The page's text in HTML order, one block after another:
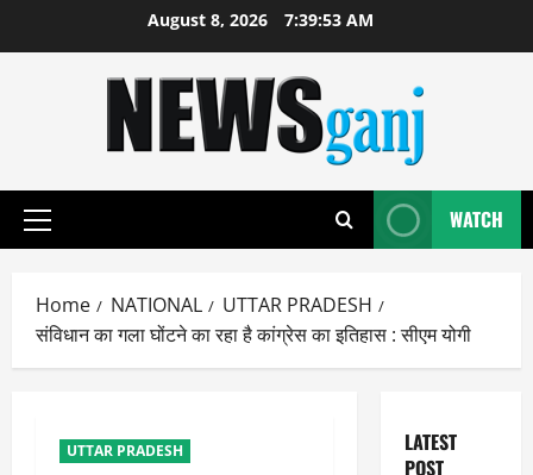
August 8, 2026 7:39:54 AM
Primary
WATCH
Home NATIONAL
UTTAR PRADESH
संविधान का गला घोंटने का रहा है कांग्रेस का इतिहास : सीएम योगी
UTTAR PRADESH
LATEST
POST